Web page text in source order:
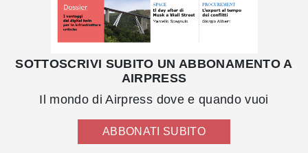
SOTTOSCRIVI SUBITO UN ABBONAMENTO A
AIRPRESS
Il mondo di Airpress dove e quando vuoi
ABBONATI SUBITO